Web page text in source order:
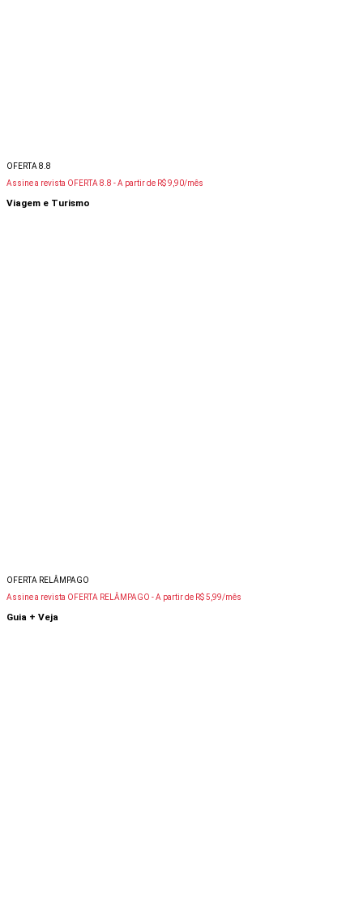
OFERTA 8.8
Assine a revista OFERTA 8.8 -A partir de R$ 9,90/mês
Viagem e Turismo
OFERTA RELÂMPAGO
Assine a revista OFERTA RELÂMPAGO -A partir de R$ 5,99/mês
Guia + Veja